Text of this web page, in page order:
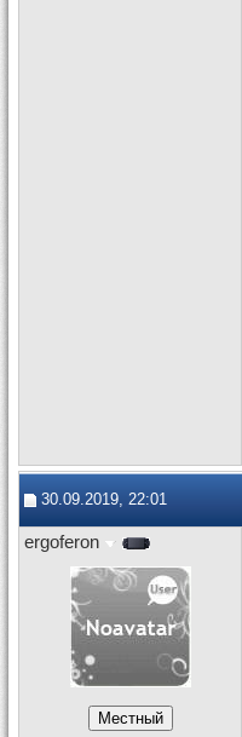
30.09.2019, 22:01
ergoferon